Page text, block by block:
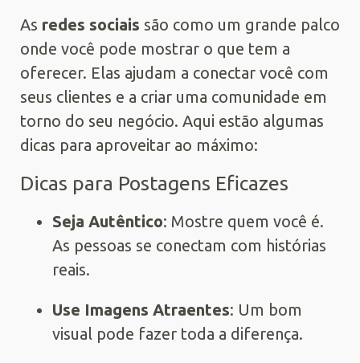
As redes sociais são como um grande palco
onde você pode mostrar o que tem a
oferecer. Elas ajudam a conectar você com
seus clientes e a criar uma comunidade em
torno do seu negócio. Aqui estão algumas
dicas para aproveitar ao máximo:
Dicas para Postagens Eficazes
Seja Autêntico: Mostre quem você é.
As pessoas se conectam com histórias
reais.
Use Imagens Atraentes: Um bom
visual pode fazer toda a diferença.